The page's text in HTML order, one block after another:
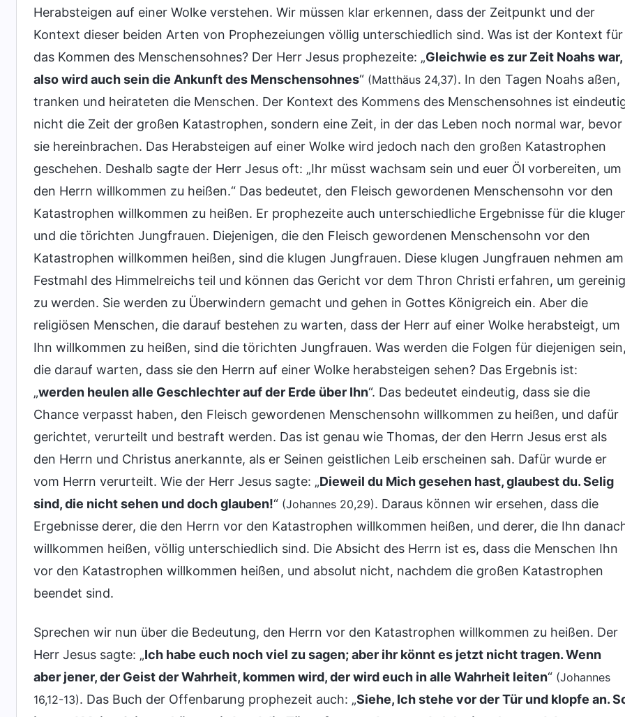
Herabsteigen auf einer Wolke verstehen. Wir müssen klar erkennen, dass der Zeitpunkt und der
Kontext dieser beiden Arten von Prophezeiungen völlig unterschiedlich sind. Was ist der Kontext für
das Kommen des Menschensohnes? Der Herr Jesus prophezeite: „Gleichwie es zur Zeit Noahs war,
also wird auch sein die Ankunft des Menschensohnes“ (Matthäus 24,37). In den Tagen Noahs aßen,
tranken und heirateten die Menschen. Der Kontext des Kommens des Menschensohnes ist
nicht die Zeit der großen Katastrophen, sondern eine Zeit, in der das Leben noch normal war, bevor
sie hereinbrachen. Das Herabsteigen auf einer Wolke wird jedoch nach den großen Katastrophen
geschehen. Deshalb sagte der Herr Jesus oft: „Ihr müsst wachsam sein und euer Öl vorbereiten, um
den Herrn willkommen zu heißen.“ Das bedeutet, den Fleisch gewordenen Menschensohn vor den
Katastrophen willkommen zu heißen. Er prophezeite auch unterschiedliche Ergebnisse für die
und die törichten Jungfrauen. Diejenigen, die den Fleisch gewordenen Menschensohn vor den
Katastrophen willkommen heißen, sind die klugen Jungfrauen. Diese klugen Jungfrauen nehmen am
Festmahl des Himmelreichs teil und können das Gericht vor dem Thron Christi erfahren, um
zu werden. Sie werden zu Überwindern gemacht und gehen in Gottes Königreich ein. Aber die
religiösen Menschen, die darauf bestehen zu warten, dass der Herr auf einer Wolke herabsteigt, um
Ihn willkommen zu heißen, sind die törichten Jungfrauen. Was werden die Folgen für diejenigen sein,
die darauf warten, dass sie den Herrn auf einer Wolke herabsteigen sehen? Das Ergebnis ist:
„werden heulen alle Geschlechter auf der Erde über Ihn“. Das bedeutet eindeutig, dass sie die
Chance verpasst haben, den Fleisch gewordenen Menschensohn willkommen zu heißen, und dafür
gerichtet, verurteilt und bestraft werden. Das ist genau wie Thomas, der den Herrn Jesus erst als
den Herrn und Christus anerkannte, als er Seinen geistlichen Leib erscheinen sah. Dafür wurde er
vom Herrn verurteilt. Wie der Herr Jesus sagte: „Dieweil du Mich gesehen hast, glaubest du. Selig
sind, die nicht sehen und doch glauben!“ (Johannes 20,29). Daraus können wir ersehen, dass die
Ergebnisse derer, die den Herrn vor den Katastrophen willkommen heißen, und derer, die Ihn
willkommen heißen, völlig unterschiedlich sind. Die Absicht des Herrn ist es, dass die Menschen Ihn
vor den Katastrophen willkommen heißen, und absolut nicht, nachdem die großen Katastrophen
beendet sind.
Sprechen wir nun über die Bedeutung, den Herrn vor den Katastrophen willkommen zu heißen. Der
Herr Jesus sagte: „Ich habe euch noch viel zu sagen; aber ihr könnt es jetzt nicht tragen. Wenn
aber jener, der Geist der Wahrheit, kommen wird, der wird euch in alle Wahrheit leiten“ (Johannes
16,12-13). Das Buch der Offenbarung prophezeit auch: „Siehe, Ich stehe vor der Tür und klopfe an.